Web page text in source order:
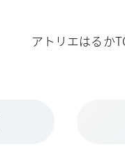
アトリエはるか